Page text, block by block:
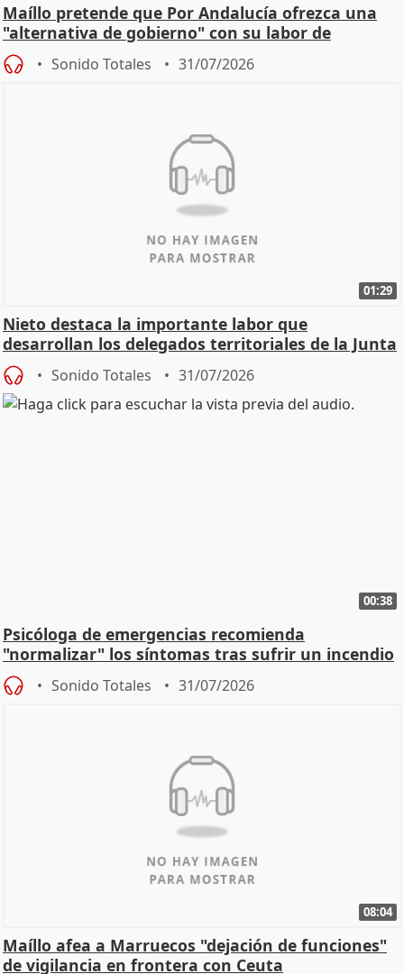
Maíllo pretende que Por Andalucía ofrezca una
"alternativa de gobierno" con su labor de
oposición
Sonido Totales 31/07/2026
01:29
Nieto destaca la importante labor que
desarrollan los delegados territoriales de la Junta
Sonido Totales 31/07/2026
00:38
Psicóloga de emergencias recomienda
"normalizar" los síntomas tras sufrir un incendio
Sonido Totales 31/07/2026
08:04
Maíllo afea a Marruecos "dejación de funciones"
de vigilancia en frontera con Ceuta